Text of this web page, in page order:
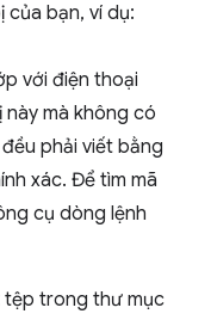
bạn, ví dụ:
với điện thoại
này mà không có
phải viết bằng
xác. Để tìm mã
cụ dòng lệnh
tệp trong thư mục